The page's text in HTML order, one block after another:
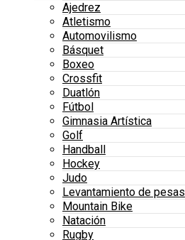
Ajedrez
Atletismo
Automovilismo
Básquet
Boxeo
Crossfit
Duatlón
Fútbol
Gimnasia Artística
Golf
Handball
Hockey
Judo
Levantamiento de pesas
Mountain Bike
Natación
Rugby